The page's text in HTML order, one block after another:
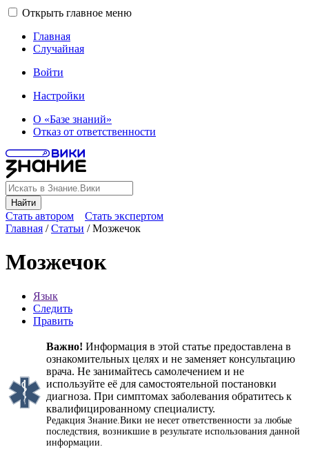
Открыть главное меню
Главная
Случайная
Войти
Настройки
О «Базе знаний»
Отказ от ответственности
Найти
Стать автором
Стать экспертом
Главная /Статьи /Мозжечок
Мозжечок
Язык
Следить
Править
Важно! Информация в этой статье предоставлена в
ознакомительных целях и не заменяет консультацию
врача. Не занимайтесь самолечением и не
используйте её для самостоятельной постановки
диагноза. При симптомах заболевания обратитесь к
квалифицированному специалисту.
Редакция Знание.Вики не несет ответственности за любые
последствия, возникшие в результате использования данной
информации.